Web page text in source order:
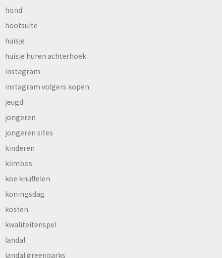
hond
hootsuite
huisje
huisje huren achterhoek
instagram
instagram volgers kopen
jeugd
jongeren
jongeren sites
kinderen
klimbos
koe knuffelen
koningsdag
kosten
kwaliteitenspel
landal
landal greenparks